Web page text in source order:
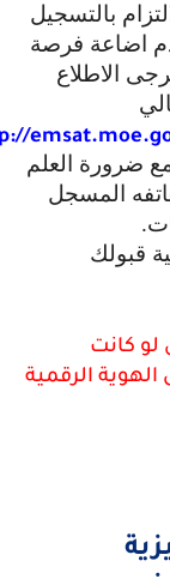
بالتسجيل
فرصة
الاطلاع
http://
العلم
المسجل
كانت
الرقمية